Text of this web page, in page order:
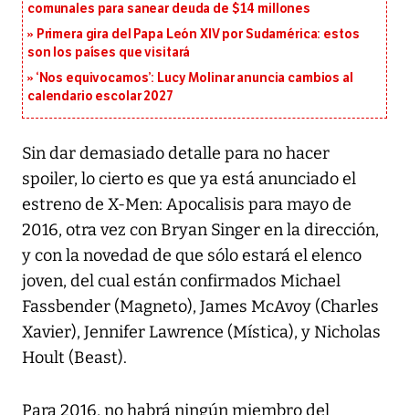
comunales para sanear deuda de $14 millones
Primera gira del Papa León XIV por Sudamérica: estos
son los países que visitará
‘Nos equivocamos’: Lucy Molinar anuncia cambios al
calendario escolar 2027
Sin dar demasiado detalle para no hacer
spoiler, lo cierto es que ya está anunciado el
estreno de X-Men: Apocalisis para mayo de
2016, otra vez con Bryan Singer en la dirección,
y con la novedad de que sólo estará el elenco
joven, del cual están confirmados Michael
Fassbender (Magneto), James McAvoy (Charles
Xavier), Jennifer Lawrence (Mística), y Nicholas
Hoult (Beast).
Para 2016, no habrá ningún miembro del